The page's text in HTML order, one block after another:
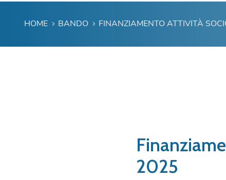
HOME BANDO FINANZIAMENTO ATTIVITÀ
2025